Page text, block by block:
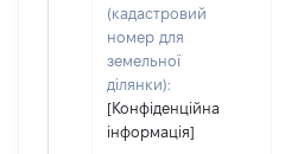
(кадастровий
номер для
земельної
ділянки):
[Конфіденційна
інформація]